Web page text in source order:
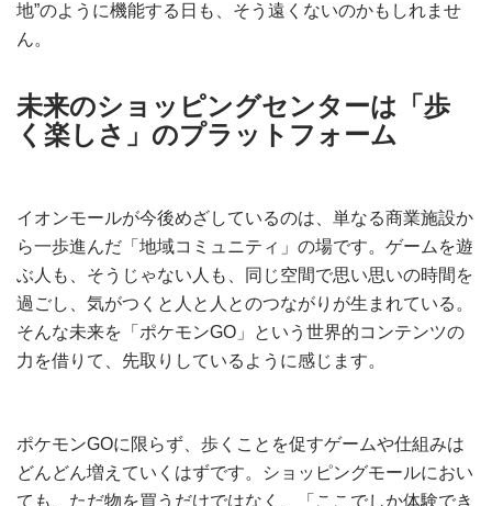
地”のように機能する日も、そう遠くないのかもしれませ
ん。
未来のショッピングセンターは「歩
く楽しさ」のプラットフォーム
イオンモールが今後めざしているのは、単なる商業施設か
ら一歩進んだ「地域コミュニティ」の場です。ゲームを遊
ぶ人も、そうじゃない人も、同じ空間で思い思いの時間を
過ごし、気がつくと人と人とのつながりが生まれている。
そんな未来を「ポケモンGO」という世界的コンテンツの
力を借りて、先取りしているように感じます。
ポケモンGOに限らず、歩くことを促すゲームや仕組みは
どんどん増えていくはずです。ショッピングモールにおい
ても、ただ物を買うだけではなく、「ここでしか体験でき